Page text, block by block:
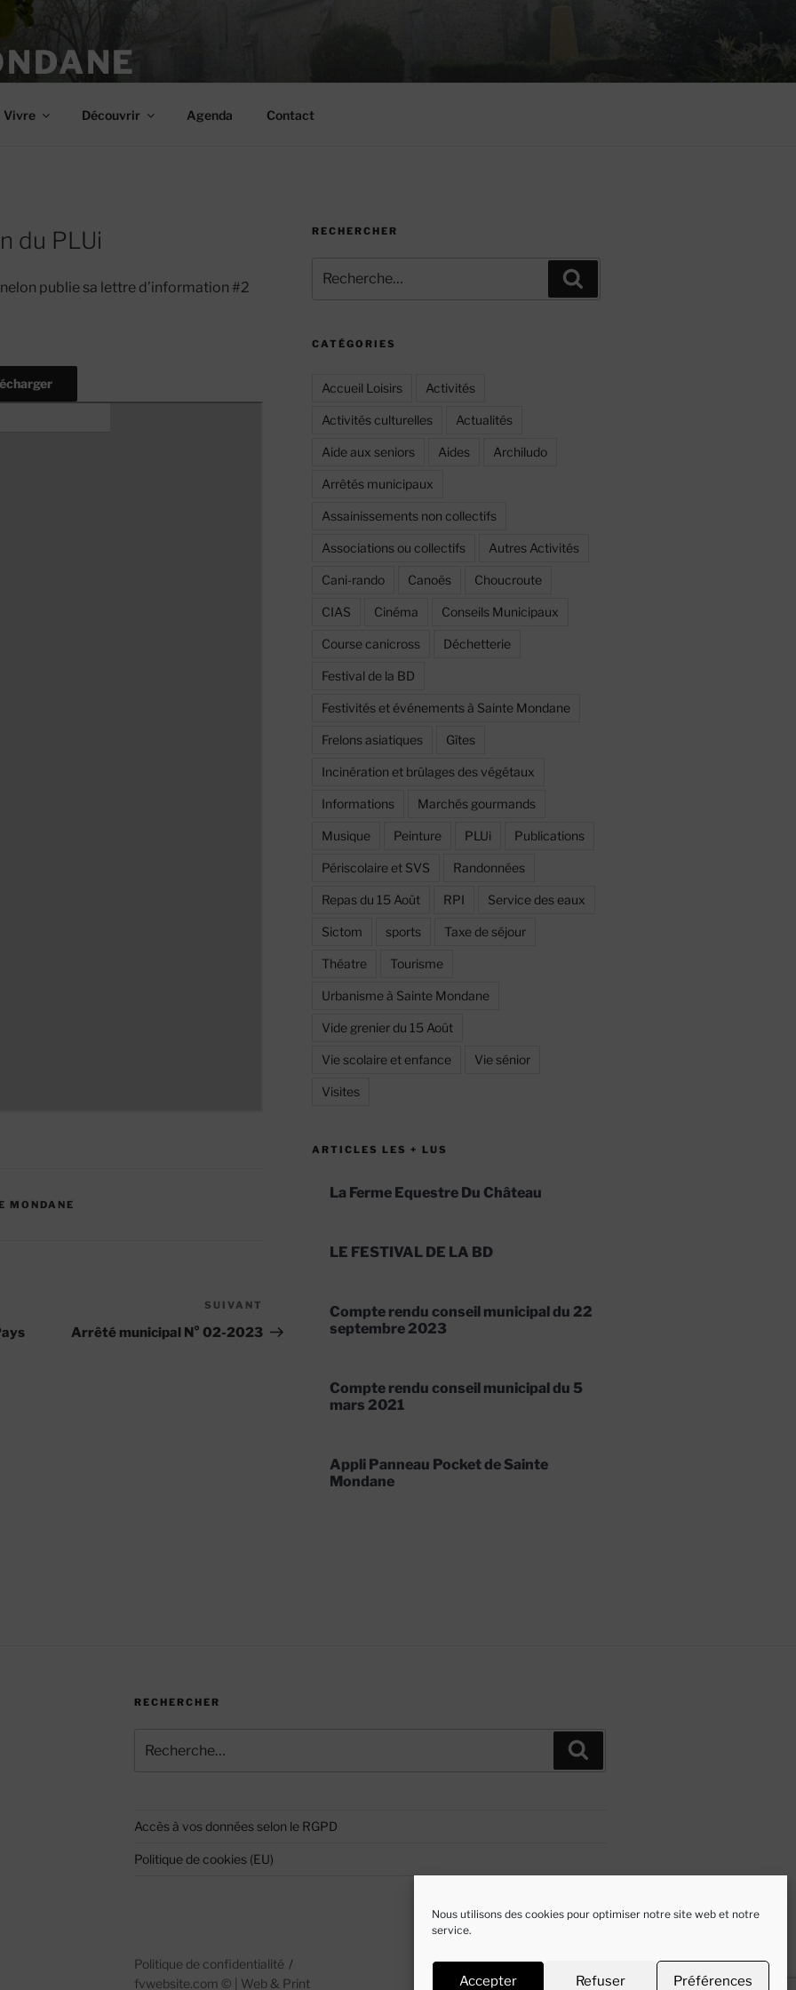
Nous utilisons des cookies pour optimiser notre site web et notre
service.
Accepter Refuser Préférences
Vivre Découvrir Agenda Contact
du PLUi
publie sa lettre d’information #2
MONDANE
suivant
SUIVANT
Arrêté municipal N° 02-2023
RECHERCHER
pour
CATÉGORIES
Accueil Loisirs Activités
Activités culturelles Actualités
Aide aux seniors Aides Archiludo
Arrêtés municipaux
Assainissements non collectifs
Associations ou collectifs Autres Activités
Cani-rando Canoës Choucroute
CIAS Cinéma Conseils Municipaux
Course canicross Déchetterie
Festival de la BD
Festivités et événements à Sainte Mondane
Frelons asiatiques Gîtes
Incinération et brûlages des végétaux
Informations Marchés gourmands
Musique Peinture PLUi Publications
Périscolaire et SVS Randonnées
Repas du 15 Août RPI Service des eaux
Sictom sports Taxe de séjour
Théatre Tourisme
Urbanisme à Sainte Mondane
Vide grenier du 15 Août
Vie scolaire et enfance Vie sénior
Visites
ARTICLES LES + LUS
La Ferme Equestre Du Château
LE FESTIVAL DE LA BD
Compte rendu conseil municipal du 22
septembre 2023
Compte rendu conseil municipal du 5
mars 2021
Appli Panneau Pocket de Sainte
Mondane
RECHERCHER
pour
Accès à vos données selon le RGPD
Politique de cookies (EU)
Politique de confidentialité
fvwebsite.com © | Web & Print